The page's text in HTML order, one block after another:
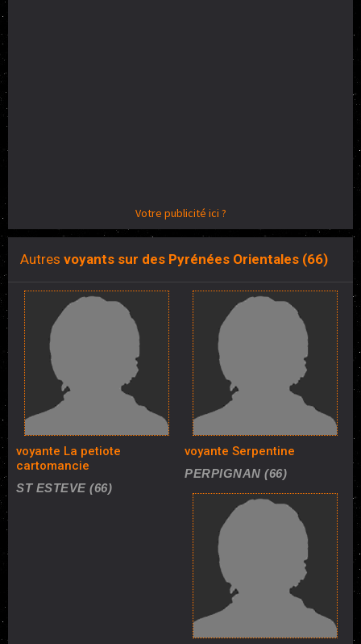
Votre publicité ici ?
Autres voyants sur des Pyrénées Orientales (66)
voyante La petiote
cartomancie
ST ESTEVE (66)
voyante Serpentine
PERPIGNAN (66)